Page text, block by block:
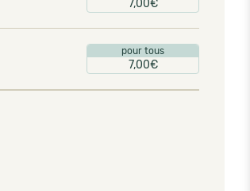
7,00€
pour tous
7,00€